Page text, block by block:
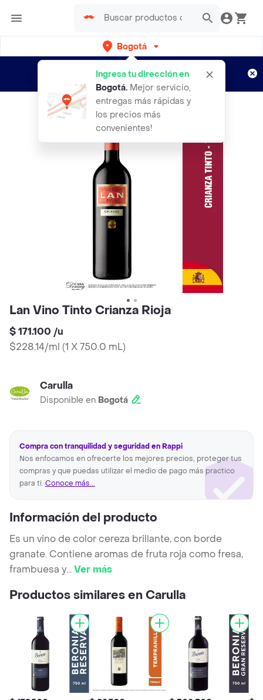
Bogotá
Ingresa tu dirección en
Bogotá. Mejor servicio,
entregas más rápidas y
los precios más
convenientes!
envíos gratis por semanas
Aplican TyC
Lan Vino Tinto Crianza Rioja
$ 171.100 /u
$228.14/ml (1 X 750.0 mL)
Carulla
Disponible en Bogotá
Compra con tranquilidad y seguridad en Rappi
Nos enfocamos en ofrecerte los mejores precios, proteger tus
compras y que puedas utilizar el medio de pago más practico
para ti. Conoce más...
Información del producto
Es un vino de color cereza brillante, con borde
granate. Contiene aromas de fruta roja como fresa,
frambuesa y...Ver más
Productos similares en Carulla